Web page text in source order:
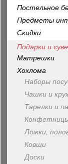
Постельное
Предметы
Скидки
Подарки и
Матрешки
Хохлома
Наборы
Чашки и
Тарелки и
Ложки,
Ковши
Доски